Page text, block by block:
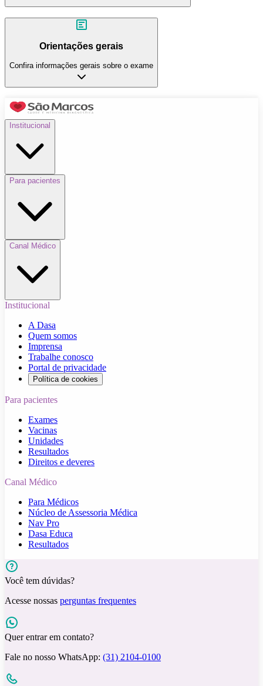
Orientações gerais
Confira informações gerais sobre o exame
Institucional
Para pacientes
Canal Médico
Institucional
A Dasa
Quem somos
Imprensa
Trabalhe conosco
Portal de privacidade
Política de cookies
Para pacientes
Exames
Vacinas
Unidades
Resultados
Direitos e deveres
Canal Médico
Para Médicos
Núcleo de Assessoria Médica
Nav Pro
Dasa Educa
Resultados
Você tem dúvidas?
Acesse nossas perguntas frequentes
Quer entrar em contato?
Fale no nosso WhatsApp: (31) 2104-0100